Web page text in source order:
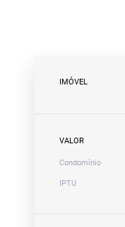
IMÓVEL
VALOR
Condomínio
IPTU